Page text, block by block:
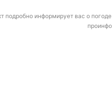
подробно информирует вас о